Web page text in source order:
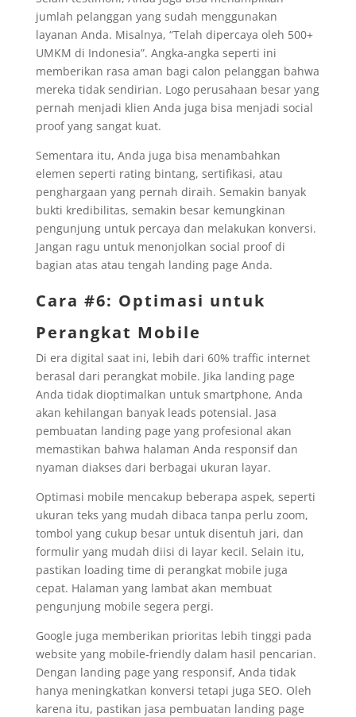
jumlah pelanggan yang sudah menggunakan
layanan Anda. Misalnya, “Telah dipercaya oleh 500+
UMKM di Indonesia”. Angka-angka seperti ini
memberikan rasa aman bagi calon pelanggan bahwa
mereka tidak sendirian. Logo perusahaan besar yang
pernah menjadi klien Anda juga bisa menjadi social
proof yang sangat kuat.
Sementara itu, Anda juga bisa menambahkan
elemen seperti rating bintang, sertifikasi, atau
penghargaan yang pernah diraih. Semakin banyak
bukti kredibilitas, semakin besar kemungkinan
pengunjung untuk percaya dan melakukan konversi.
Jangan ragu untuk menonjolkan social proof di
bagian atas atau tengah landing page Anda.
Cara #6: Optimasi untuk
Perangkat Mobile
Di era digital saat ini, lebih dari 60% traffic internet
berasal dari perangkat mobile. Jika landing page
Anda tidak dioptimalkan untuk smartphone, Anda
akan kehilangan banyak leads potensial. Jasa
pembuatan landing page yang profesional akan
memastikan bahwa halaman Anda responsif dan
nyaman diakses dari berbagai ukuran layar.
Optimasi mobile mencakup beberapa aspek, seperti
ukuran teks yang mudah dibaca tanpa perlu zoom,
tombol yang cukup besar untuk disentuh jari, dan
formulir yang mudah diisi di layar kecil. Selain itu,
pastikan loading time di perangkat mobile juga
cepat. Halaman yang lambat akan membuat
pengunjung mobile segera pergi.
Google juga memberikan prioritas lebih tinggi pada
website yang mobile-friendly dalam hasil pencarian.
Dengan landing page yang responsif, Anda tidak
hanya meningkatkan konversi tetapi juga SEO. Oleh
karena itu, pastikan jasa pembuatan landing page